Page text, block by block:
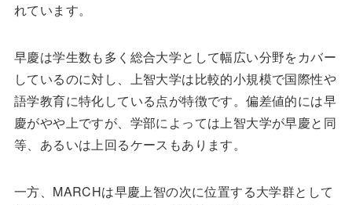
れています。
早慶は学生数も多く総合大学として幅広い分野をカバー
しているのに対し、上智大学は比較的小規模で国際性や
語学教育に特化している点が特徴です。偏差値的には早
慶がやや上ですが、学部によっては上智大学が早慶と同
等、あるいは上回るケースもあります。
一方、MARCHは早慶上智の次に位置する大学群として